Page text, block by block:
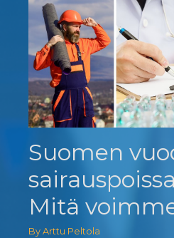
Suomen
Mitä
By Arttu Peltola